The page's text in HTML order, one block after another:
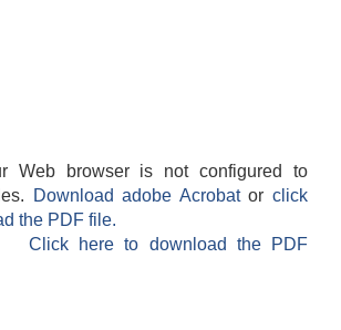
Web browser is not configured to
Download adobe Acrobatorclick
the PDF file.
Click here to download the PDF